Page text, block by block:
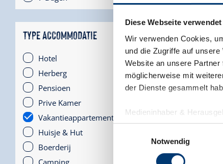
Diese Webseite
Wir verwenden Cookies,
und die Zugriffe auf
Website an unsere
möglicherweise mit
der Dienste gesammelt
Medieninhaber &
Zeller Bergbahnen
Rohr 23// A-6280 Zell am
www.zillertalarena.com
Notwendig
TYPE ACCOMMODATIE
Hotel 18
Herberg 7
Pensioen 19
Prive Kamer
Vakantieappartement
Huisje & Hut
Boerderij 19
🜉